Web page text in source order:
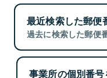
最近検索した郵便
過去に検索した郵便
事業所の個別番